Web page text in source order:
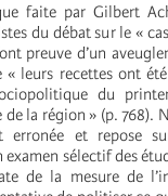
faite par Gilbert
du débat sur le «
preuve d’un
leurs recettes ont été
du
la région » (p. 768).
erronée et repose
examen sélectif des
de la mesure de